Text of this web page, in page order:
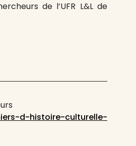
de l’UFR L&L de
d-histoire-culturelle-